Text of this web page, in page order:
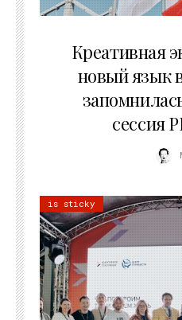
Креативная
новый язык
сессия
is sticky